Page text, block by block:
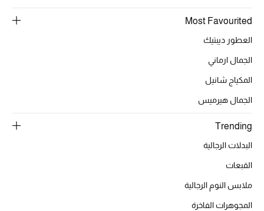
الحب للمحلي
الملابس الرياضية النسائية
حقائب وأحذية متطابقة
ركن الفخامة
Most Favourited
العطور ديبتيك
الجمال ارماني
المكياج شانيل
الجمال هيرميس
Trending
البدلات الرجالية
القبعات
ملابس النوم الرجالية
المجوهرات الفاخرة